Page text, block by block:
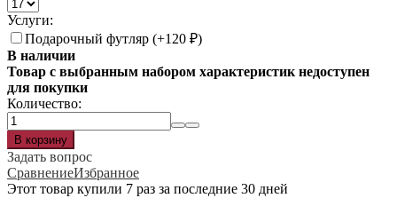
Услуги:
Подарочный футляр (+120 ₽)
В наличии
Товар с выбранным набором характеристик недоступен
для покупки
Количество:
Задать вопрос
СравнениеИзбранное
Этот товар купили 7 раз за последние 30 дней